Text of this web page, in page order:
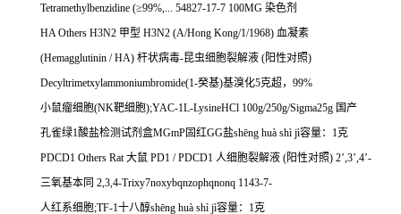
Tetramethylbenzidine (≥99%,... 54827-17-7 100MG 染色剂
HA Others H3N2 甲型 H3N2 (A/Hong Kong/1/1968) 血凝素
(Hemagglutinin / HA) 杆状病毒-昆虫细胞裂解液 (阳性对照)
Decyltrimetxylammoniumbromide(1-癸基)基溴化5克超， 99%
小鼠瘤细胞(NK靶细胞);YAC-1L-LysineHCl 100g/250g/Sigma25g 国产
孔雀绿1酸盐检测试剂盒MGmP固红GG盐shēng huà shì jì容量： 1克
PDCD1 Others Rat大鼠 PD1 / PDCD1 人细胞裂解液 (阳性对照) 2’,3’,4’-
三氧基本同 2,3,4-Trixy7noxybqnzophqnonq 1143-7-
人红系细胞;TF-1十八醇shēng huà shì jì容量： 1克